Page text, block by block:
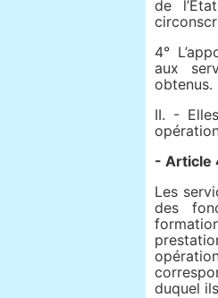
de
4°
aux
obtenus.
II. -
- Article
Les
des
duquel